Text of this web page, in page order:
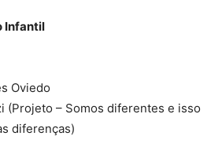
Infantil
Oviedo
(Projeto – Somos diferentes e isso
diferenças)